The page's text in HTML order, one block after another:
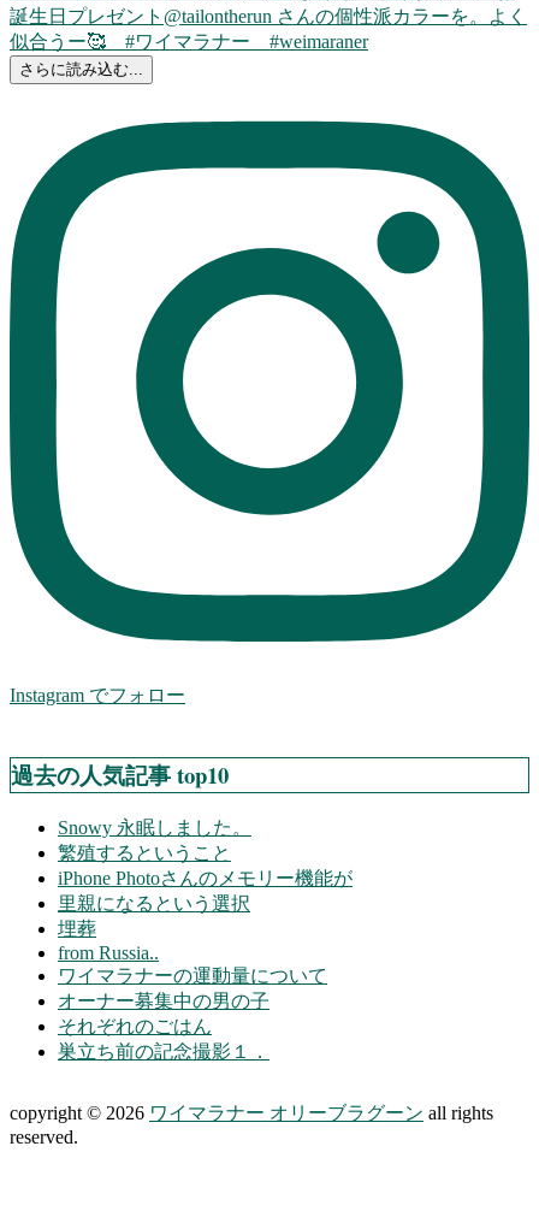
さらに読み込む...
Instagram でフォロー
過去の人気記事 top10
Snowy 永眠しました。
繁殖するということ
iPhone Photoさんのメモリー機能が
里親になるという選択
埋葬
from Russia..
ワイマラナーの運動量について
オーナー募集中の男の子
それぞれのごはん
巣立ち前の記念撮影１．
copyright © 2026 ワイマラナー オリーブラグーン all rights
reserved.